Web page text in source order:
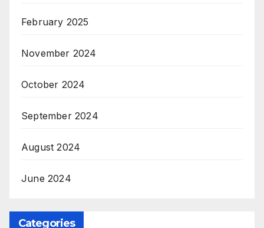
February 2025
November 2024
October 2024
September 2024
August 2024
June 2024
Categories